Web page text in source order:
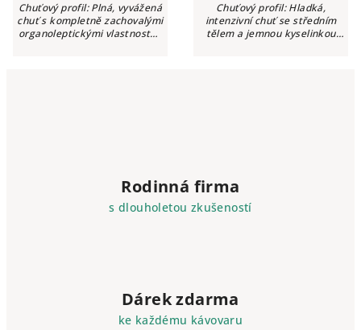
Rodinná firma
s dlouholetou zkušeností
Dárek zdarma
ke každému kávovaru
Chuťový profil: Plná, vyvážená
chuť s kompletně zachovalými
organoleptickými vlastnostmi
Chuťový profil: Hladká,
intenzivní chuť se středním
tělem a jemnou kyselinkou